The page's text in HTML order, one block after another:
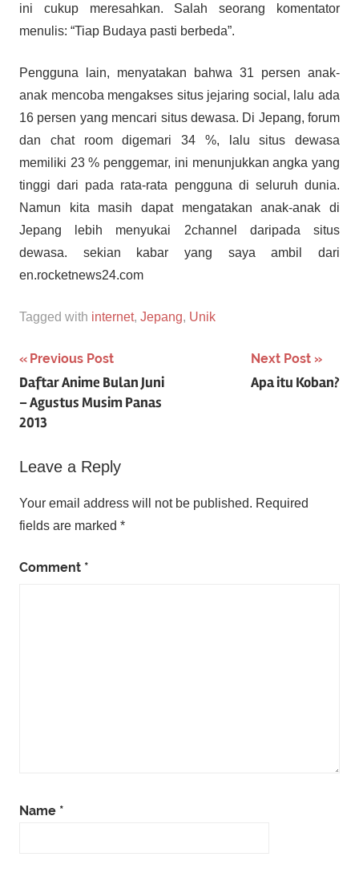
ini cukup meresahkan. Salah seorang komentator
menulis: “Tiap Budaya pasti berbeda”.
Pengguna lain, menyatakan bahwa 31 persen anak-
anak mencoba mengakses situs jejaring social, lalu ada
16 persen yang mencari situs dewasa. Di Jepang, forum
dan chat room digemari 34 %, lalu situs dewasa
memiliki 23 % penggemar, ini menunjukkan angka yang
tinggi dari pada rata-rata pengguna di seluruh dunia.
Namun kita masih dapat mengatakan anak-anak di
Jepang lebih menyukai 2channel daripada situs
dewasa. sekian kabar yang saya ambil dari
en.rocketnews24.com
Tagged with internet, Jepang, Unik
Post
navigation
Previous Post
Daftar Anime Bulan Juni
– Agustus Musim Panas
2013
Next Post
Apa itu Koban?
Leave a Reply
Your email address will not be published. Required
fields are marked *
Comment *
Name *